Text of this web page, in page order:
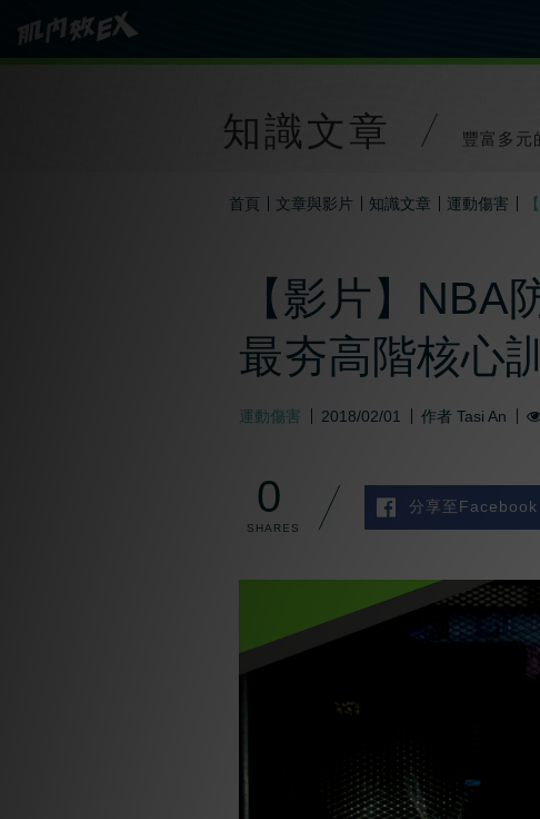
知識文章 豐富多元
首頁 文章與影片 知識文章 運動傷害
【影片】NBA
最夯高階核心
運動傷害 2018/02/01 作者 Tasi An
0 分享至Facebook